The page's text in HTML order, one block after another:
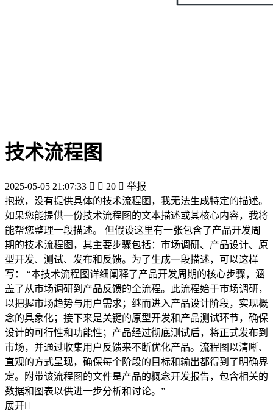
技术流程图
2025-05-05 21:07:33   20  举报
抱歉，没有提供具体的技术流程图，我无法生成特定的描述。
如果您能提供一份技术流程图的文本描述或其核心内容，我将
能帮您整理一段描述。 但假设这里有一张包含了产品开发周
期的技术流程图，其主要步骤包括：市场调研、产品设计、原
型开发、测试、发布和反馈。为了生成一段描述，可以这样
写： “本技术流程图详细阐释了产品开发周期的核心步骤，涵
盖了从市场调研到产品反馈的全流程。此流程始于市场调研，
以把握市场趋势与用户需求；继而进入产品设计阶段，实现概
念的具象化；接下来是关键的原型开发和产品测试环节，确保
设计的可行性和功能性；产品经过彻底测试后，将正式发布到
市场，并通过收集用户反馈来不断优化产品。流程图以清晰、
直观的方式呈现，确保每个阶段的目标和输出都得到了明确界
定。附带该流程图的文件是产品的概念开发报告，包含相关的
数据和图表以供进一步分析和讨论。”
展开